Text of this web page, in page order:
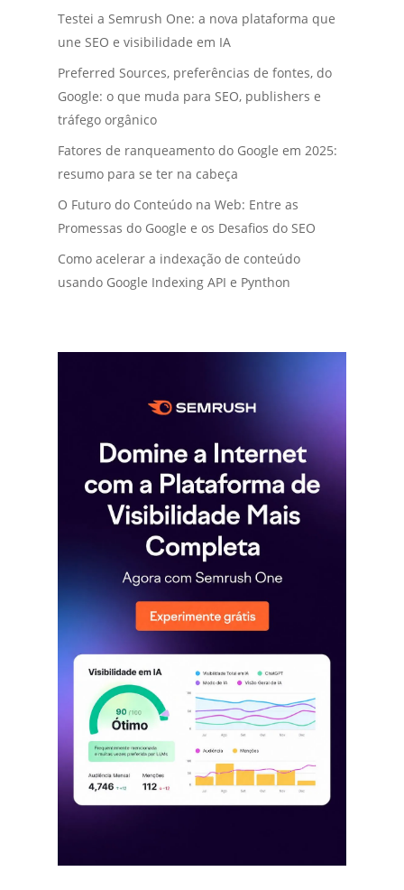
Testei a Semrush One: a nova plataforma que
une SEO e visibilidade em IA
Preferred Sources, preferências de fontes, do
Google: o que muda para SEO, publishers e
tráfego orgânico
Fatores de ranqueamento do Google em 2025:
resumo para se ter na cabeça
O Futuro do Conteúdo na Web: Entre as
Promessas do Google e os Desafios do SEO
Como acelerar a indexação de conteúdo
usando Google Indexing API e Pynthon